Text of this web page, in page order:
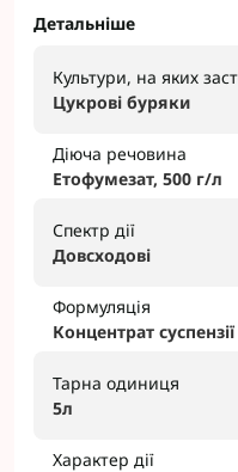
Детальніше
Культури, на яких
Цукрові буряки
Діюча речовина
Етофумезат, 500 г/л
Спектр дії
Довсходові
Формуляція
Концентрат суспензії
Тарна одиниця
5л
Характер дії